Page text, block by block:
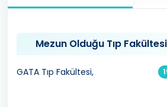
Mezun Olduğu Tıp Fakültesi
GATA Tıp Fakültesi,